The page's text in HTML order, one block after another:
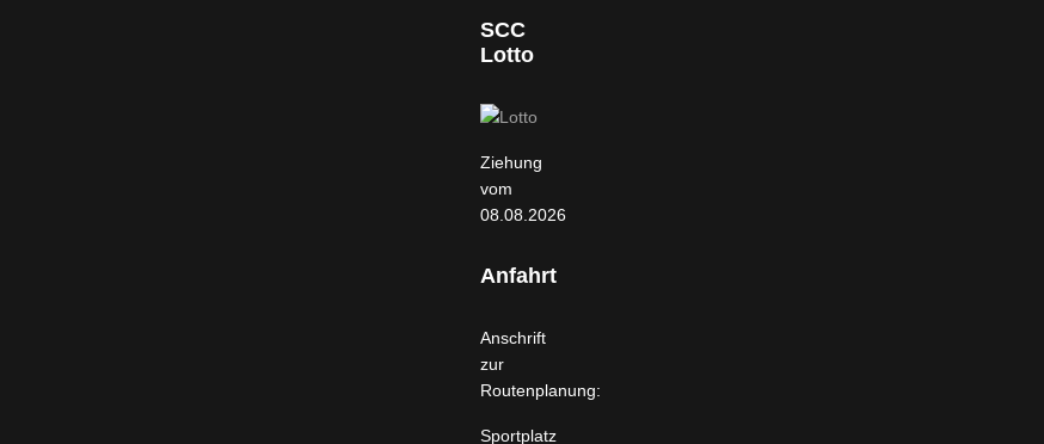
SCC
Lotto
Ziehung
vom
08.08.2026
Anfahrt
Anschrift
zur
Routenplanung:
Sportplatz